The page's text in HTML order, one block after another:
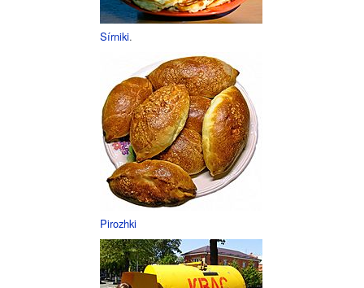
Sírniki.
Pirozhki